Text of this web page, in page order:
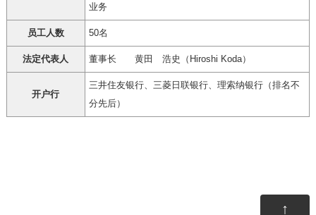
业务
员工人数 50名
法定代表人 董事长 黄田 浩史（Hiroshi Koda）
开户行
三井住友银行、三菱日联银行、理索纳银行（排名不
分先后）
↑